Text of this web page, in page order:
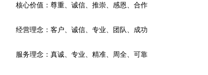
核心价值：尊重、诚信、推崇、感恩、合作
经营理念：客户、诚信、专业、团队、成功
服务理念：真诚、专业、精准、周全、可靠